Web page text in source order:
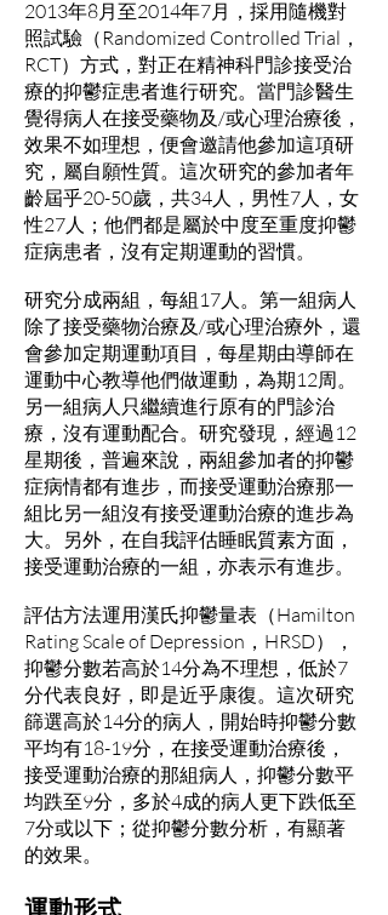
2013年8月至2014年7月，採用隨機對
照試驗（Randomized Controlled Trial，
RCT）方式，對正在精神科門診接受治
療的抑鬱症患者進行研究。當門診醫生
覺得病人在接受藥物及/或心理治療後，
效果不如理想，便會邀請他參加這項研
究，屬自願性質。這次研究的參加者年
齡屆乎20-50歲，共34人，男性7人，女
性27人；他們都是屬於中度至重度抑鬱
症病患者，沒有定期運動的習慣。
研究分成兩組，每組17人。第一組病人
除了接受藥物治療及/或心理治療外，還
會參加定期運動項目，每星期由導師在
運動中心教導他們做運動，為期12周。
另一組病人只繼續進行原有的門診治
療，沒有運動配合。研究發現，經過12
星期後，普遍來說，兩組參加者的抑鬱
症病情都有進步，而接受運動治療那一
組比另一組沒有接受運動治療的進步為
大。另外，在自我評估睡眠質素方面，
接受運動治療的一組，亦表示有進步。
評估方法運用漢氏抑鬱量表（Hamilton
Rating Scale of Depression，HRSD），
抑鬱分數若高於14分為不理想，低於7
分代表良好，即是近乎康復。這次研究
篩選高於14分的病人，開始時抑鬱分數
平均有18-19分，在接受運動治療後，
接受運動治療的那組病人，抑鬱分數平
均跌至9分，多於4成的病人更下跌低至
7分或以下；從抑鬱分數分析，有顯著
的效果。
運動形式